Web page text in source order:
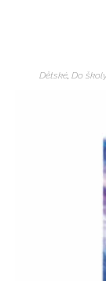
Dětské, Do